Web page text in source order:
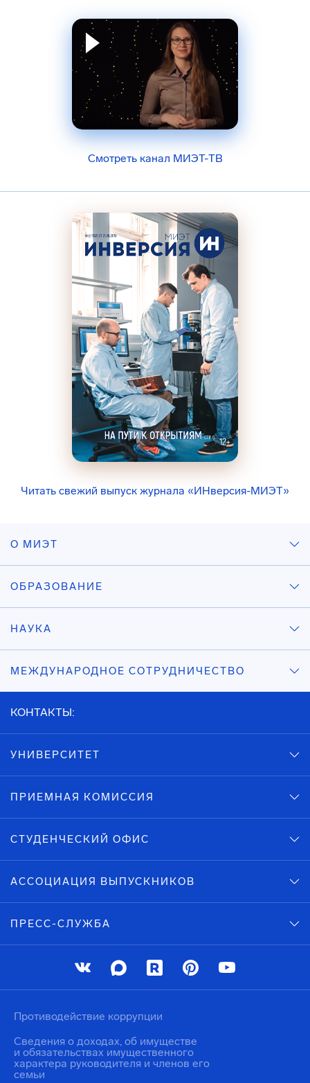
Смотреть канал МИЭТ-ТВ
Читать свежий выпуск журнала «ИНверсия-МИЭТ»
О МИЭТ
ОБРАЗОВАНИЕ
НАУКА
МЕЖДУНАРОДНОЕ СОТРУДНИЧЕСТВО
КОНТАКТЫ:
УНИВЕРСИТЕТ
ПРИЕМНАЯ КОМИССИЯ
СТУДЕНЧЕСКИЙ ОФИС
АССОЦИАЦИЯ ВЫПУСКНИКОВ
ПРЕСС-СЛУЖБА
Противодействие коррупции
Сведения о доходах, об имуществе
и обязательствах имущественного
характера руководителя и членов его
семьи